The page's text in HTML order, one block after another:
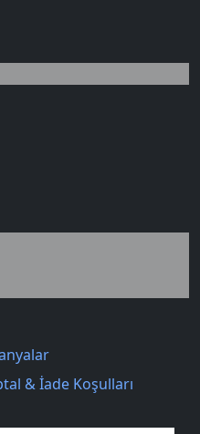
& İade Koşulları